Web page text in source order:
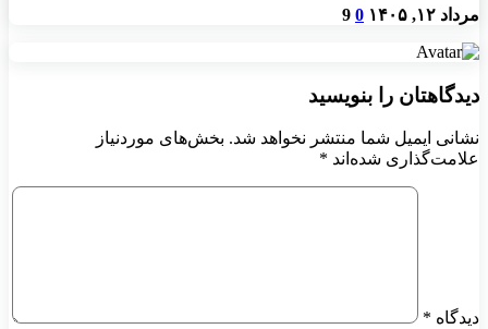
مرداد ۱۲, ۱۴۰۵ 0
9
دیدگاهتان را بنویسید
نشانی ایمیل شما منتشر نخواهد شد. بخش‌های موردنیاز
علامت‌گذاری شده‌اند *
دیدگاه *